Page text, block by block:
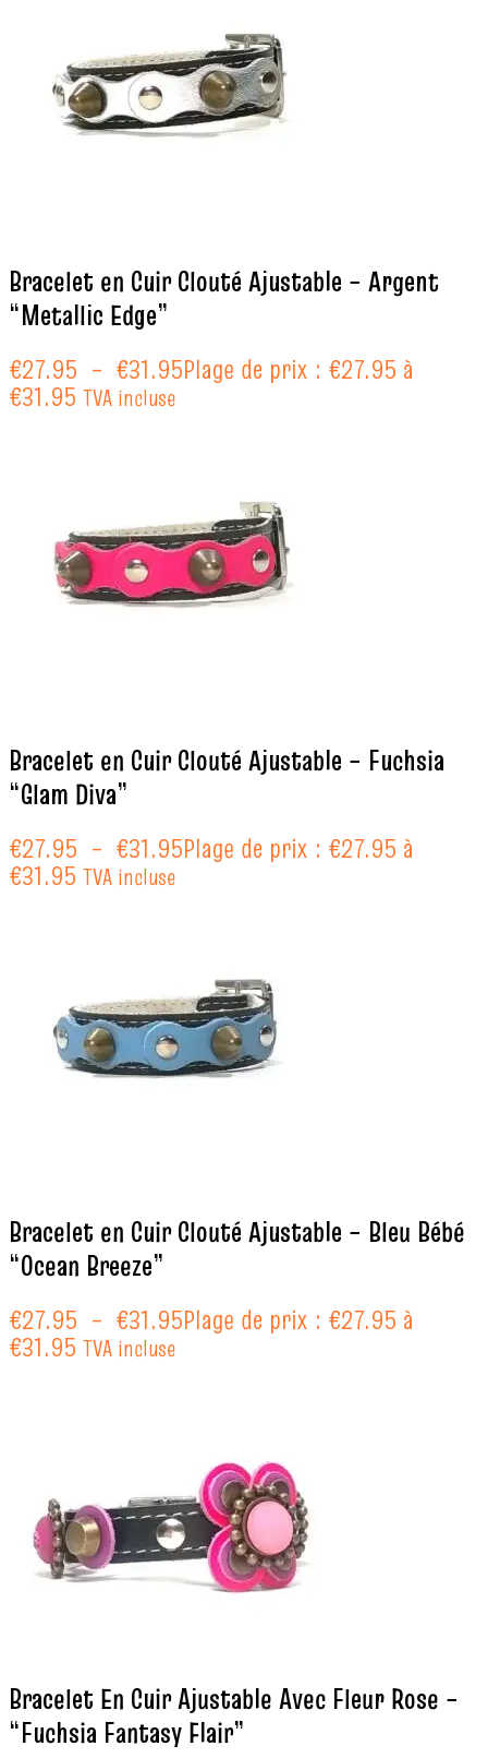
Bracelet en Cuir Clouté Ajustable – Argent
“Metallic Edge”
€27.95 – €31.95Plage de prix : €27.95 à
€31.95 TVA incluse
Bracelet en Cuir Clouté Ajustable – Fuchsia
“Glam Diva”
€27.95 – €31.95Plage de prix : €27.95 à
€31.95 TVA incluse
Bracelet en Cuir Clouté Ajustable – Bleu Bébé
“Ocean Breeze”
€27.95 – €31.95Plage de prix : €27.95 à
€31.95 TVA incluse
Bracelet En Cuir Ajustable Avec Fleur Rose –
“Fuchsia Fantasy Flair”